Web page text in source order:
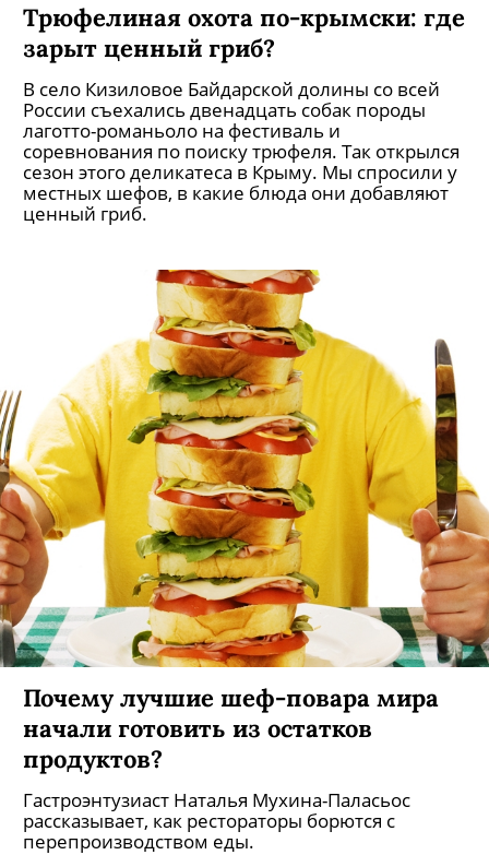
Трюфелиная охота по-крымски: где
зарыт ценный гриб?
В село Кизиловое Байдарской долины со всей
России съехались двенадцать собак породы
лаготто-романьоло на фестиваль и
соревнования по поиску трюфеля. Так открылся
сезон этого деликатеса в Крыму. Мы спросили у
местных шефов, в какие блюда они добавляют
ценный гриб.
Почему лучшие шеф-повара мира
начали готовить из остатков
продуктов?
Гастроэнтузиаст Наталья Мухина-Паласьос
рассказывает, как рестораторы борются с
перепроизводством еды.